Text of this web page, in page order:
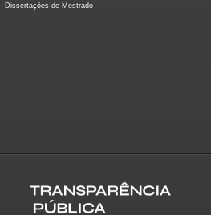
Dissertações de Mestrado